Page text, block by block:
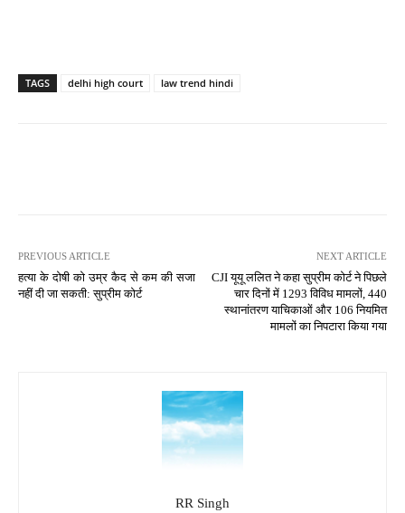
TAGS delhi high court law trend hindi
PREVIOUS ARTICLE
हत्या के दोषी को उम्र कैद से कम की सजा
नहीं दी जा सकती: सुप्रीम कोर्ट
NEXT ARTICLE
CJI यूयू ललित ने कहा सुप्रीम कोर्ट ने पिछले
चार दिनों में 1293 विविध मामलों, 440
स्थानांतरण याचिकाओं और 106 नियमित
मामलों का निपटारा किया गया
RR Singh